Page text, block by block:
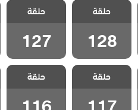
يدي مدبلج
الحلقة 128
حلقة
128
يدي مدبلج
الحلقة 127
حلقة
127
مسلسل لا تترك
يدي مدبلج
الحلقة 117
حلقة
مسلسل لا تترك
يدي مدبلج
الحلقة 116
حلقة